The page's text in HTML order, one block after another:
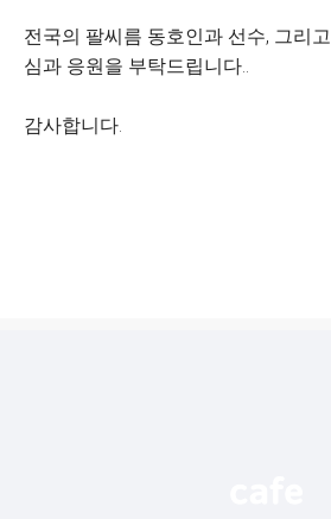
전국의 팔씨름 동호인과 선수, 그리
심과 응원을 부탁드립니다..
감사합니다.